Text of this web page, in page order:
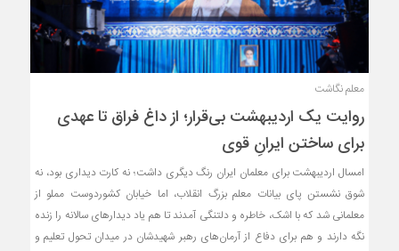
معلم نگاشت
روایت یک اردیبهشت بی‌قرار؛ از داغ فراق تا عهدی
برای ساختن ایرانِ قوی
امسال اردیبهشت برای معلمان ایران رنگ دیگری داشت؛ نه کارت دیداری بود، نه
شوق نشستن پای بیانات معلم بزرگ انقلاب، اما خیابان کشوردوست مملو از
معلمانی شد که با اشک، خاطره و دلتنگی آمدند تا هم یاد دیدارهای سالانه را زنده
نگه دارند و هم برای دفاع از آرمان‌های رهبر شهیدشان در میدان تحول تعلیم و